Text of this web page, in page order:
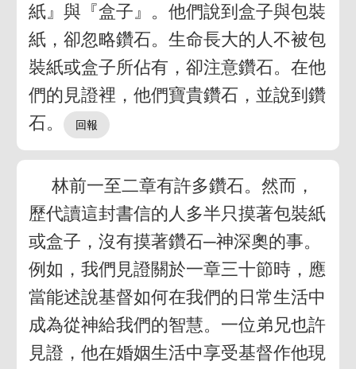
紙』與『盒子』。他們說到盒子與包裝
紙，卻忽略鑽石。生命長大的人不被包
裝紙或盒子所佔有，卻注意鑽石。在他
們的見證裡，他們寶貴鑽石，並說到鑽
石。
林前一至二章有許多鑽石。然而，
歷代讀這封書信的人多半只摸著包裝紙
或盒子，沒有摸著鑽石─神深奧的事。
例如，我們見證關於一章三十節時，應
當能述說基督如何在我們的日常生活中
成為從神給我們的智慧。一位弟兄也許
見證，他在婚姻生活中享受基督作他現